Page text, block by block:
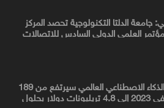
جامعة الدلتا التكنولوجية تحصد المركز
العلمي الدولي السادس للاتصالات
حجم سوق الذكاء الاصطناعي العالمي سيرتفع من 189
مليار دولار في 2023 إلى 4.8 تريليونات دولار بحلول